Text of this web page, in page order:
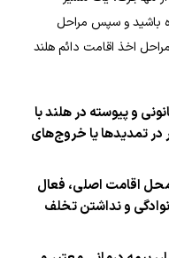
باشید و سپس مراحل
اخذ اقامت دائم هلند
قانونی و پیوسته در هلند با
در تمدیدها یا خروج‌های
محل اقامت اصلی، فعال
و نداشتن تخلف